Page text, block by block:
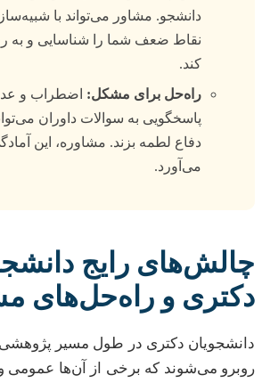
دانشجو. مشاور می‌تواند با
نقاط ضعف شما را شناسایی و به
کند.
راه‌حل برای مشکل: اضطراب و
پاسخگویی به سوالات داوران
دفاع لطمه بزند. مشاوره، این
می‌آورد.
چالش‌های رایج
دکتری و راه‌حل‌های
دانشجویان دکتری در طول مسیر پژوهشی
روبرو می‌شوند که برخی از آن‌ها عمومی